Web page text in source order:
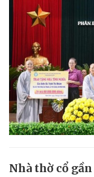
Nhà thờ cổ